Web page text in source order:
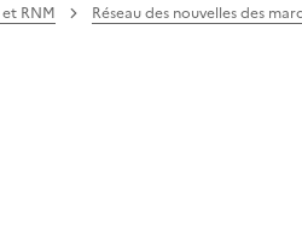
RNM Réseau des nouvelles des